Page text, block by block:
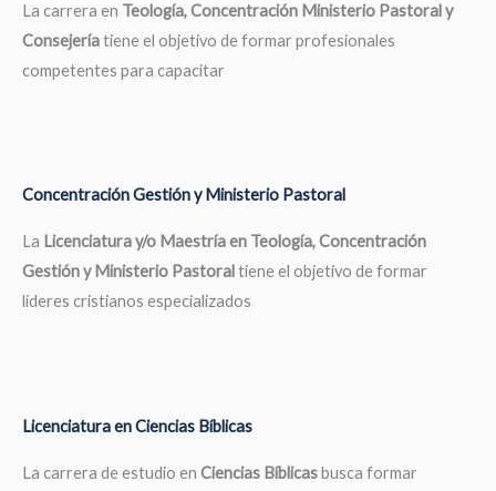
La carrera en Teología, Concentración Ministerio Pastoral y
Consejeríatiene el objetivo de formar profesionales
competentes para capacitar
Concentración Gestión y Ministerio Pastoral
La Licenciatura y/o Maestría en Teología, Concentración
Gestión y Ministerio Pastoraltiene el objetivo de formar
líderes cristianos especializados
Licenciatura en Ciencias Bíblicas
La carrera de estudio en Ciencias Bíblicasbusca formar